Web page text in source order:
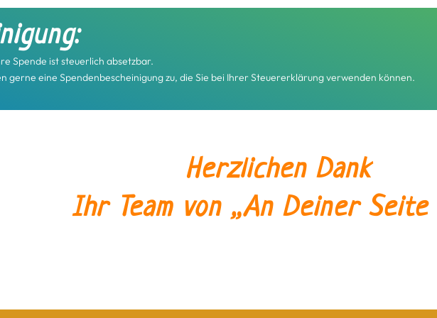
Spende ist steuerlich absetzbar.
gerne eine Spendenbescheinigung zu, die Sie bei Ihrer Steuererklärung verwenden können.
Herzlichen Dank
Ihr Team von „An Deiner Seite